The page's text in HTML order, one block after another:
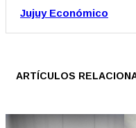
Jujuy Económico
ARTÍCULOS